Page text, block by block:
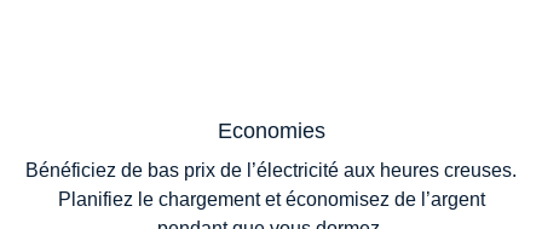
Economies
Bénéficiez de bas prix de l’électricité aux heures creuses.
Planifiez le chargement et économisez de l’argent